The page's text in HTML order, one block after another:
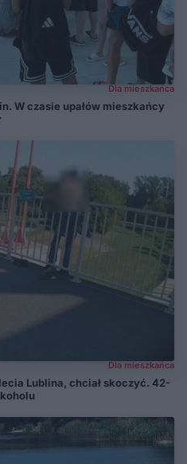
Dla mieszkańca
W czasie upałów mieszkańcy
Dla mieszkańca
Lublina, chciał skoczyć. 42-